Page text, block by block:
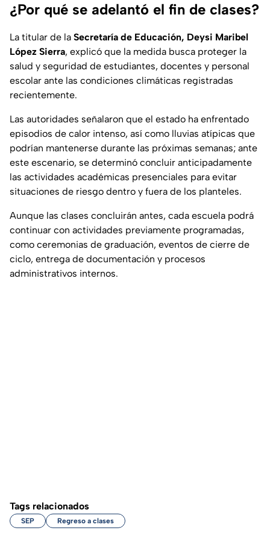
¿Por qué se adelantó el fin de clases?
La titular de la Secretaría de Educación, Deysi Maribel
López Sierra, explicó que la medida busca proteger la
salud y seguridad de estudiantes, docentes y personal
escolar ante las condiciones climáticas registradas
recientemente.
Las autoridades señalaron que el estado ha enfrentado
episodios de calor intenso, así como lluvias atípicas que
podrían mantenerse durante las próximas semanas; ante
este escenario, se determinó concluir anticipadamente
las actividades académicas presenciales para evitar
situaciones de riesgo dentro y fuera de los planteles.
Aunque las clases concluirán antes, cada escuela podrá
continuar con actividades previamente programadas,
como ceremonias de graduación, eventos de cierre de
ciclo, entrega de documentación y procesos
administrativos internos.
Tags relacionados
SEP Regreso a clases